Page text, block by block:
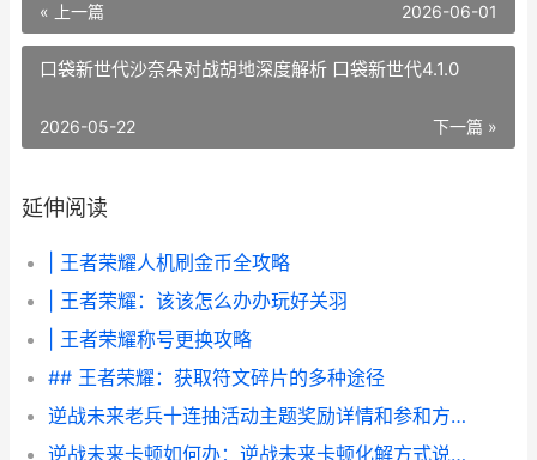
« 上一篇 2026-06-01
口袋新世代沙奈朵对战胡地深度解析 口袋新世代4.1.0
下一篇 »
2026-05-22
延伸阅读
| 王者荣耀人机刷金币全攻略
| 王者荣耀：该该怎么办办玩好关羽
| 王者荣耀称号更换攻略
## 王者荣耀：获取符文碎片的多种途径
逆战未来老兵十连抽活动主题奖励详情和参和方式 逆战老兵回归2021
逆战未来卡顿如何办：逆战未来卡顿化解方式说明 逆战未来角色包